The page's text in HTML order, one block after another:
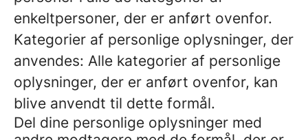
enkeltpersoner, der er anført ovenfor.
Kategorier af personlige oplysninger, der
anvendes: Alle kategorier af personlige
oplysninger, der er anført ovenfor, kan
blive anvendt til dette formål.
Del dine personlige oplysninger med